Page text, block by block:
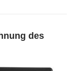
des